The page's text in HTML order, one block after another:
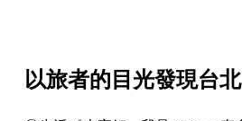
以旅者的目光發現台北